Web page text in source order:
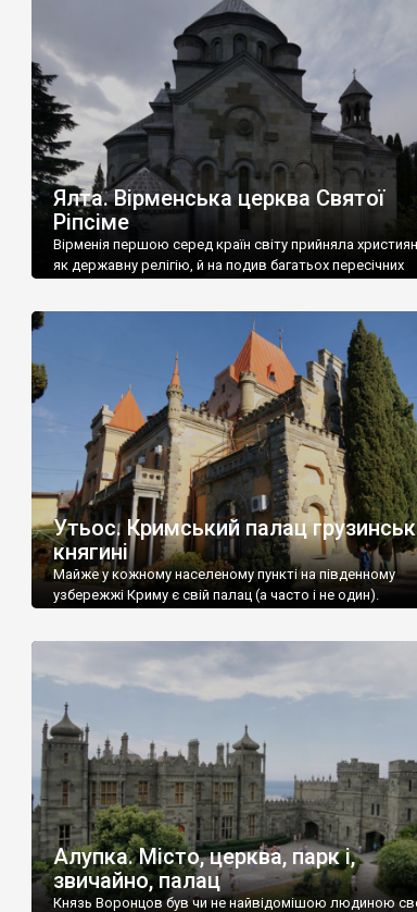
називаються «повстяками» (postaki)…” “Вино. Крим
виробляє відмінне вино і його вдосталь: воно все
легке біле і дуже […]
Ялта. Вірменська церква Святої
Ріпсіме
Вірменія першою серед країн світу прийняла
як державну релігію, й на подив багатьох пересічних
Утьос. Кримський палац
княгині
Майже у кожному населеному пункті на південному
узбережжі Криму є свій палац (а часто і не один).
Алупка. Місто, церква, парк і,
звичайно, палац
Князь Воронцов був чи не найвідомішою людиною